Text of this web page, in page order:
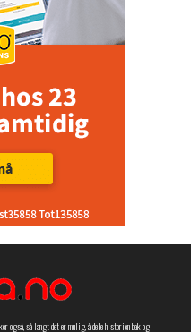
også, så langt det er mulig, å dele historien bak og